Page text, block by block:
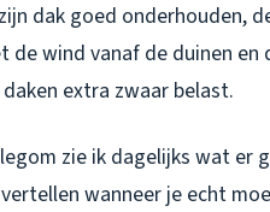
dak goed onderhouden,
wind vanaf de duinen
extra zwaar belast.
zie ik dagelijks wat er
wanneer je echt